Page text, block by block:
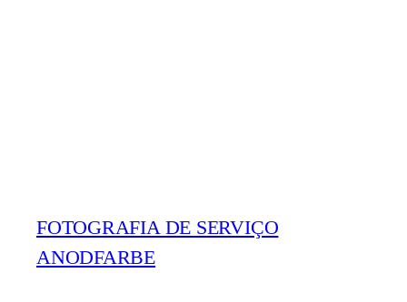
FOTOGRAFIA DE SERVIÇO
ANODFARBE